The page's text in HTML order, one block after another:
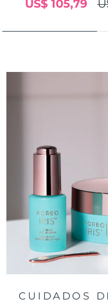
US$ 105,79
CUIDADOS